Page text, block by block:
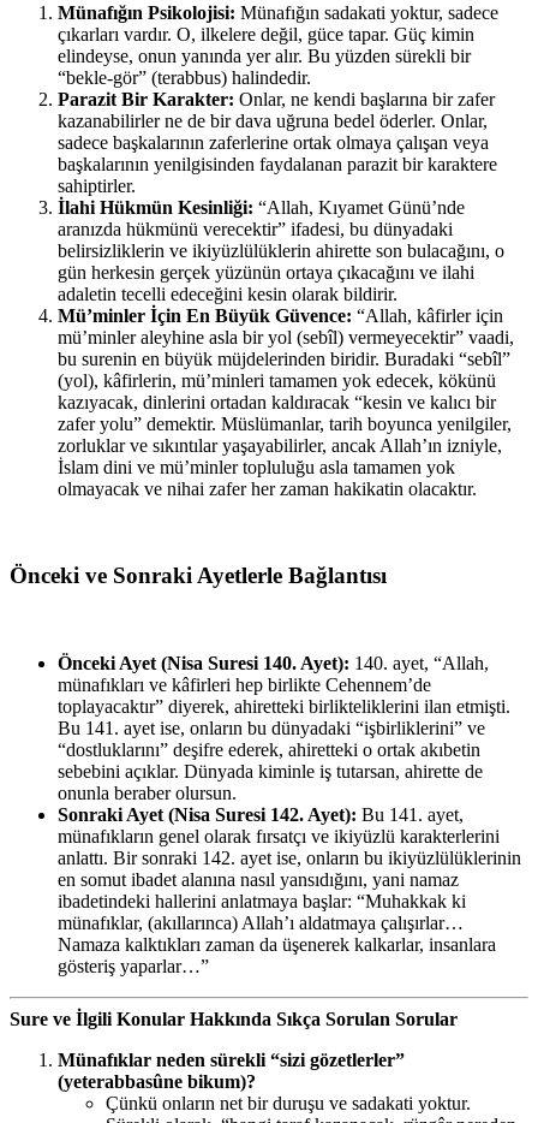
Münafığın Psikolojisi: Münafığın sadakati yoktur, sadece
çıkarları vardır. O, ilkelere değil, güce tapar. Güç kimin
elindeyse, onun yanında yer alır. Bu yüzden sürekli bir
“bekle-gör” (terabbus) halindedir.
Parazit Bir Karakter: Onlar, ne kendi başlarına bir zafer
kazanabilirler ne de bir dava uğruna bedel öderler. Onlar,
sadece başkalarının zaferlerine ortak olmaya çalışan veya
başkalarının yenilgisinden faydalanan parazit bir karaktere
sahiptirler.
İlahi Hükmün Kesinliği: “Allah, Kıyamet Günü’nde
aranızda hükmünü verecektir” ifadesi, bu dünyadaki
belirsizliklerin ve ikiyüzlülüklerin ahirette son bulacağını, o
gün herkesin gerçek yüzünün ortaya çıkacağını ve ilahi
adaletin tecelli edeceğini kesin olarak bildirir.
Mü’minler İçin En Büyük Güvence: “Allah, kâfirler için
mü’minler aleyhine asla bir yol (sebîl) vermeyecektir” vaadi,
bu surenin en büyük müjdelerinden biridir. Buradaki “sebîl”
(yol), kâfirlerin, mü’minleri tamamen yok edecek, kökünü
kazıyacak, dinlerini ortadan kaldıracak “kesin ve kalıcı bir
zafer yolu” demektir. Müslümanlar, tarih boyunca yenilgiler,
zorluklar ve sıkıntılar yaşayabilirler, ancak Allah’ın izniyle,
İslam dini ve mü’minler topluluğu asla tamamen yok
olmayacak ve nihai zafer her zaman hakikatin olacaktır.
Önceki ve Sonraki Ayetlerle Bağlantısı
Önceki Ayet (Nisa Suresi 140. Ayet): 140. ayet, “Allah,
münafıkları ve kâfirleri hep birlikte Cehennem’de
toplayacaktır” diyerek, ahiretteki birlikteliklerini ilan etmişti.
Bu 141. ayet ise, onların bu dünyadaki “işbirliklerini” ve
“dostluklarını” deşifre ederek, ahiretteki o ortak akıbetin
sebebini açıklar. Dünyada kiminle iş tutarsan, ahirette de
onunla beraber olursun.
Sonraki Ayet (Nisa Suresi 142. Ayet): Bu 141. ayet,
münafıkların genel olarak fırsatçı ve ikiyüzlü karakterlerini
anlattı. Bir sonraki 142. ayet ise, onların bu ikiyüzlülüklerinin
en somut ibadet alanına nasıl yansıdığını, yani namaz
ibadetindeki hallerini anlatmaya başlar: “Muhakkak ki
münafıklar, (akıllarınca) Allah’ı aldatmaya çalışırlar…
Namaza kalktıkları zaman da üşenerek kalkarlar, insanlara
gösteriş yaparlar…”
Sure ve İlgili Konular Hakkında Sıkça Sorulan Sorular
Münafıklar neden sürekli “sizi gözetlerler”
(yeterabbasûne bikum)?
Çünkü onların net bir duruşu ve sadakati yoktur.